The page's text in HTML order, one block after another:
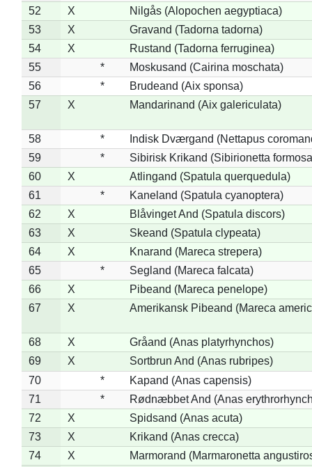
52
X
Nilgås (Alopochen aegyptiaca)
53
X
Gravand (Tadorna tadorna)
54
X
Rustand (Tadorna ferruginea)
55
*
Moskusand (Cairina moschata)
56
*
Brudeand (Aix sponsa)
57
X Mandarinand (Aix galericulata)
58 *
Indisk Dværgand (Nettapus
59
*
Sibirisk Krikand (Sibirionetta
60
X
Atlingand (Spatula querquedula)
61
*
Kaneland (Spatula cyanoptera)
62
X
Blåvinget And (Spatula discors)
63
X
Skeand (Spatula clypeata)
64
X
Knarand (Mareca strepera)
65
*
Segland (Mareca falcata)
66
X
Pibeand (Mareca penelope)
67
X Amerikansk Pibeand (Mareca
68 X
Gråand (Anas platyrhynchos)
69
X
Sortbrun And (Anas rubripes)
70
*
Kapand (Anas capensis)
71
*
Rødnæbbet And (Anas
72
X
Spidsand (Anas acuta)
73
X
Krikand (Anas crecca)
74
X
Marmorand (Marmaronetta